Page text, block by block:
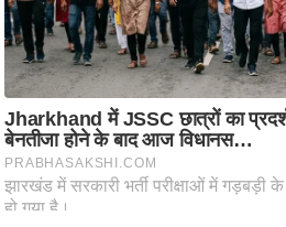
हि
मा
/
ध
र्म
स्थ
ल